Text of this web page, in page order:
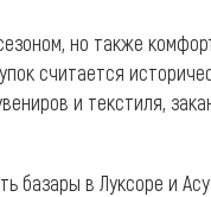
но также
считается
и текстиля,
базары в Луксоре и